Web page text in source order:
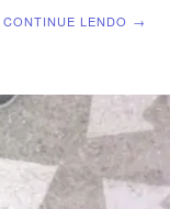
(Ml 3.1)
CONTINUE LENDO →